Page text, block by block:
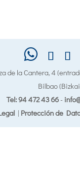
de la Cantera, 4
Bilbao
Tel: 94 472 43 66-
| Protección de